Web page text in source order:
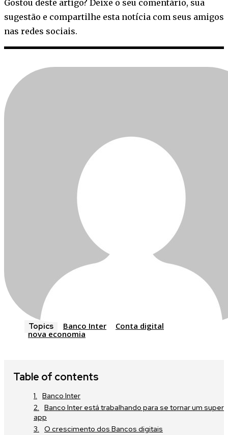
Gostou deste artigo? Deixe o seu comentário, sua
sugestão e compartilhe esta notícia com seus amigos
nas redes sociais.
Topics Banco Inter
Conta digital
nova economia
Table of contents
Banco Inter
Banco Inter está trabalhando para se tornar um super
app
O crescimento dos Bancos digitais